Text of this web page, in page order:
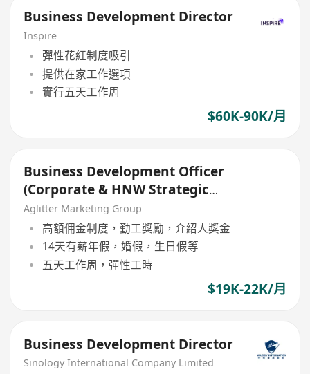
Business Development Director
Inspire
彈性花紅制度吸引
提供在家工作選項
實行五天工作周
$60K-90K/月
Business Development Officer
(Corporate & HNW Strategic
Growth)
Aglitter Marketing Group
高額佣金制度，勤工獎勵，介紹人獎金
14天有薪年假，婚假，生日假等
五天工作周，彈性工時
$19K-22K/月
Business Development Director
Sinology International Company Limited